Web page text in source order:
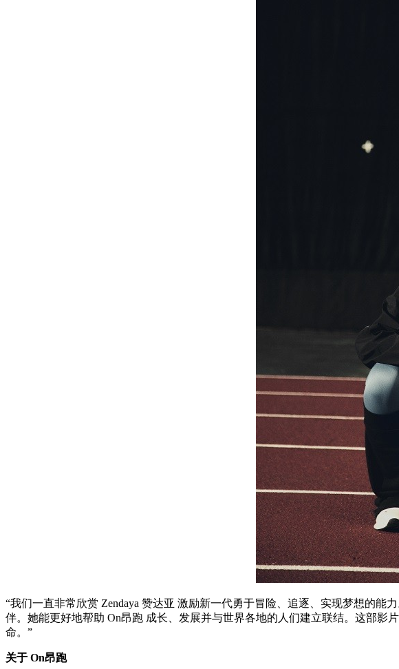
“我们一直非常欣赏 Zendaya 赞达亚 激励新一代勇于冒险、追逐、实现梦想的能
伴。她能更好地帮助 On昂跑 成长、发展并与世界各地的人们建立联结。这部影
命。”
关于 On昂跑